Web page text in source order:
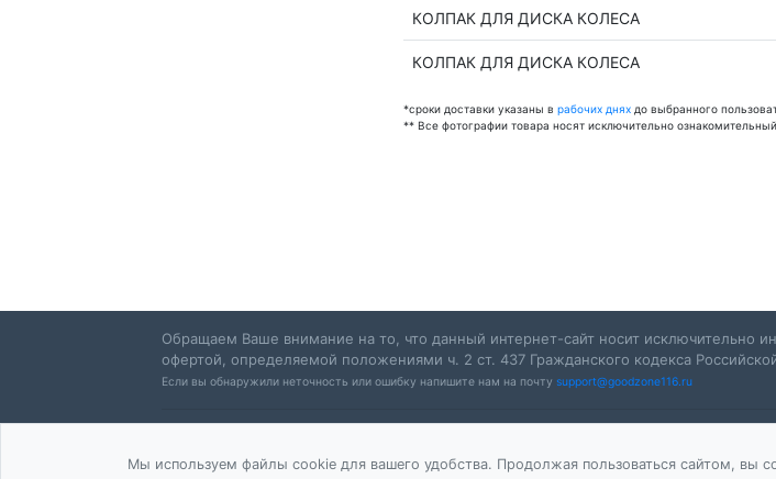
КОЛПАК ДЛЯ ДИСКА КОЛЕСА
КОЛПАК ДЛЯ ДИСКА КОЛЕСА
*сроки доставки указаны врабочих днях до выбранного
** Все фотографии товара носят исключительно
Обращаем Ваше внимание на то, что данный интернет-сайт носит исключительно
офертой, определяемой положениями ч. 2 ст. 437 Гражданского кодекса
Если вы обнаружили неточность или ошибку напишите нам на почту support@goodzone116.ru
Условия доставки
Мы используем файлы cookie для вашего удобства. Продолжая пользоваться сайтом, вы